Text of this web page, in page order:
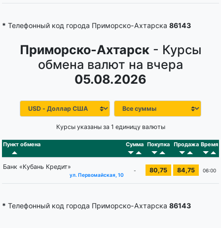
* Телефонный код города Приморско-Ахтарска 86143
Приморско-Ахтарск - Курсы
обмена валют на вчера
05.08.2026
Курсы указаны за 1 единицу валюты
Пункт обмена Сумма Покупка Продажа Время
Банк «Кубань Кредит»
ул. Первомайская, 10
- 80,75 84,75 06:00
* Телефонный код города Приморско-Ахтарска 86143